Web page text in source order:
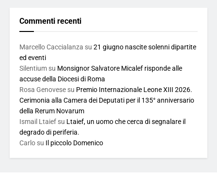
Commenti recenti
Marcello Caccialanza su 21 giugno nascite solenni dipartite
ed eventi
Silentium su Monsignor Salvatore Micalef risponde alle
accuse della Diocesi di Roma
Rosa Genovese su Premio Internazionale Leone XIII 2026.
Cerimonia alla Camera dei Deputati per il 135° anniversario
della Rerum Novarum
Ismail Ltaief su Ltaief, un uomo che cerca di segnalare il
degrado di periferia.
Carlo su Il piccolo Domenico